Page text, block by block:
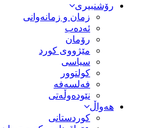
رۆشنبیری
زمان و زمانه‌وانی
ئەدەب
رۆمان
مێژووى کورد
سیاسى
کولتوور
فەلسەفە
نێودەوڵەتی
هەواڵ
کوردستانی